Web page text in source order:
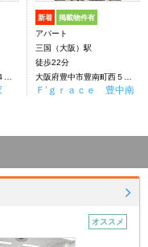
新着 掲載物件有
アパート
三国（大阪）駅
徒歩22分
Ｆ’ｇｒａｃｅ 豊中南
オススメ